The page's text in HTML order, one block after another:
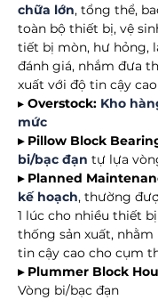
chữa lớn, tổng thể,
toàn bộ thiết bị, vệ
tiết bị mòn, hư hỏng,
đánh giá, nhắm đưa
xuất với độ tin cậy
▸ Overstock: Kho
mức
▸ Pillow Block
bi/bạc đạn tự lựa
▸ Planned
kế hoạch, thường
1 lúc cho nhiều thiết
thống sản xuất,
tin cậy cao cho cụm
▸ Plummer Block
Vòng bi/bạc đạn